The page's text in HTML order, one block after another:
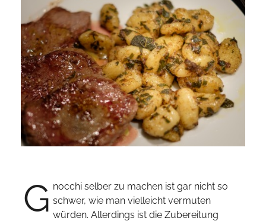
G nocchi selber zu machen ist gar nicht so
schwer, wie man vielleicht vermuten
würden. Allerdings ist die Zubereitung